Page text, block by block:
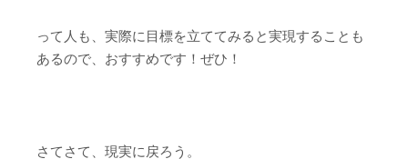
って人も、実際に目標を立ててみると実現することも
あるので、おすすめです！ぜひ！
さてさて、現実に戻ろう。